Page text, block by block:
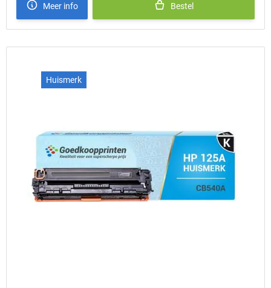
Meer info Bestel
Huismerk